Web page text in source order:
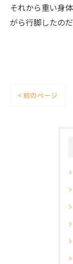
それから重い身
がら行脚したの
< 前のページ